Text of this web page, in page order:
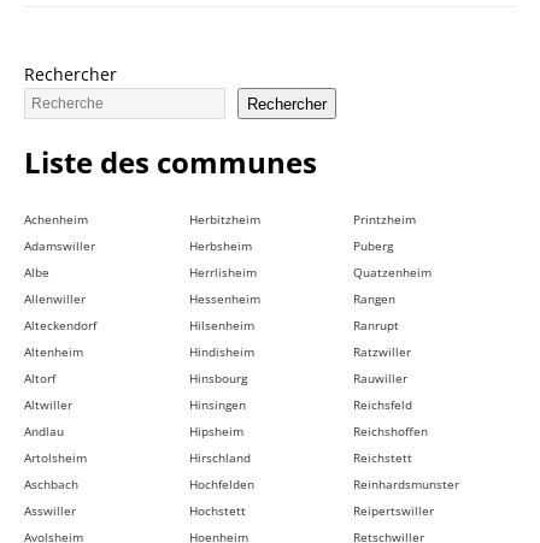
Rechercher
Rechercher
Liste des communes
Achenheim
Adamswiller
Albe
Allenwiller
Alteckendorf
Altenheim
Altorf
Altwiller
Andlau
Artolsheim
Aschbach
Asswiller
Avolsheim
Herbitzheim
Herbsheim
Herrlisheim
Hessenheim
Hilsenheim
Hindisheim
Hinsbourg
Hinsingen
Hipsheim
Hirschland
Hochfelden
Hochstett
Hoenheim
Printzheim
Puberg
Quatzenheim
Rangen
Ranrupt
Ratzwiller
Rauwiller
Reichsfeld
Reichshoffen
Reichstett
Reinhardsmunster
Reipertswiller
Retschwiller